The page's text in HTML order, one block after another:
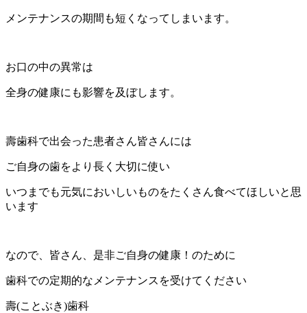
メンテナンスの期間も短くなってしまいます。
お口の中の異常は
全身の健康にも影響を及ぼします。
壽歯科で出会った患者さん皆さんには
ご自身の歯をより長く大切に使い
いつまでも元気においしいものをたくさん食べてほしいと思
います
なので、皆さん、是非ご自身の健康！のために
歯科での定期的なメンテナンスを受けてください
壽(ことぶき)歯科